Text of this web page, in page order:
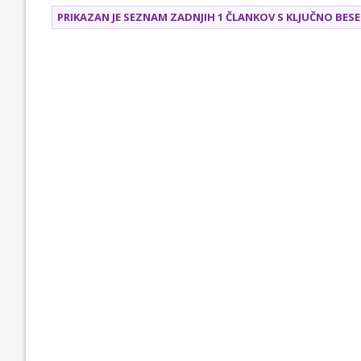
PRIKAZAN JE SEZNAM ZADNJIH 1 ČLANKOV S KLJUČNO